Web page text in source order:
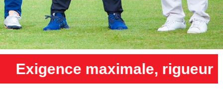
rigueur maximale et